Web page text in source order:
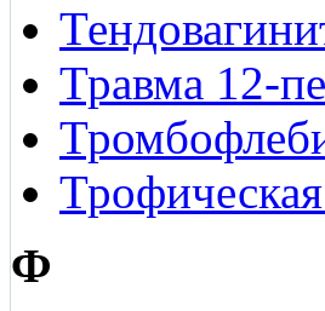
Травма 12-
Трофическая
Ф